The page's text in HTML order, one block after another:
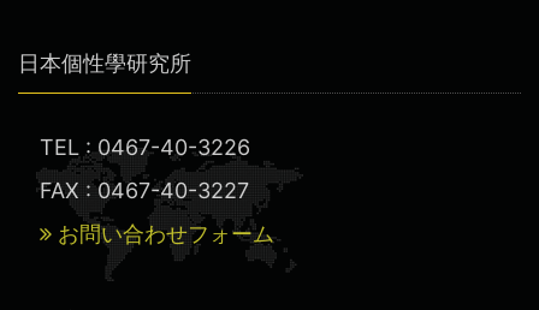
日本個性學研究所
TEL : 0467-40-3226
FAX : 0467-40-3227
お問い合わせフォーム